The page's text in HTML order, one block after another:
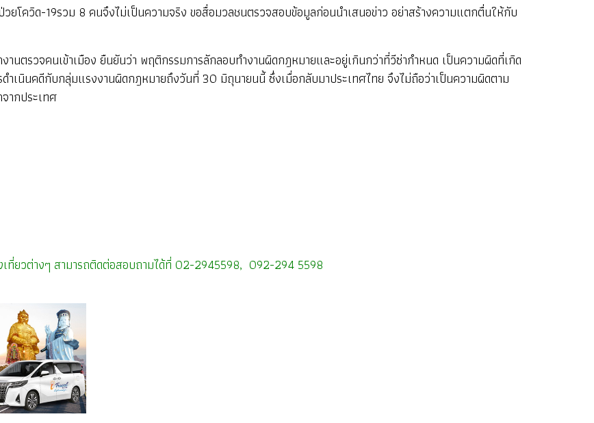
ยโควิด-19รวม 8 คนจึงไม่เป็นความจริง ขอสื่อมวลชนตรวจสอบข้อมูลก่อนนำเสนอข่าว อย่าสร้างความแตกตื่นให้กับ
นตรวจคนเข้าเมือง ยืนยันว่า พฤติกรรมการลักลอบทำงานผิดกฎหมายและอยู่เกินกว่าที่วีซ่ากำหนด เป็นความผิดที่เกิด
ดำเนินคดีกับกลุ่มแรงงานผิดกฎหมายถึงวันที่ 30 มิถุนายนนี้ ซึ่งเมื่อกลับมาประเทศไทย จึงไม่ถือว่าเป็นความผิดตาม
ากประเทศ
ที่ยวต่างๆ สามารถติดต่อสอบถามได้ที่ 02-2945598, 092-294 5598